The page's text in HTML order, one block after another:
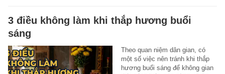
3 điều không làm khi thắp hương buổi
sáng
Theo quan niệm dân gian, có
một số việc nên tránh khi thắp
hương buổi sáng để không gian